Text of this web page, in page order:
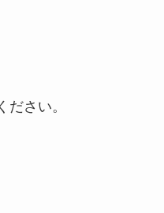
ださい。